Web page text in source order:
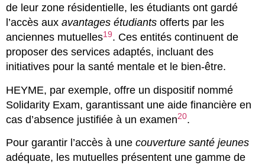
de leur zone résidentielle, les étudiants ont gardé
l’accès aux avantages étudiants offerts par les
anciennes mutuelles19. Ces entités continuent de
proposer des services adaptés, incluant des
initiatives pour la santé mentale et le bien-être.
HEYME, par exemple, offre un dispositif nommé
Solidarity Exam, garantissant une aide financière en
cas d’absence justifiée à un examen20.
Pour garantir l’accès à une couverture santé jeunes
adéquate, les mutuelles présentent une gamme de